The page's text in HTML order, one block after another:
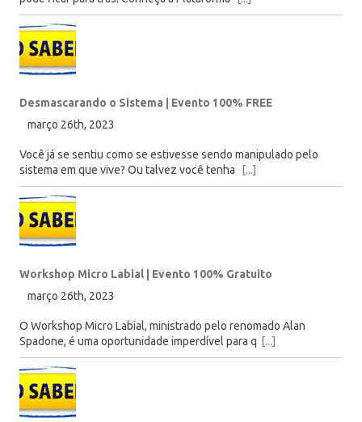
Desmascarando o Sistema | Evento 100% FREE
março 26th, 2023
Você já se sentiu como se estivesse sendo manipulado pelo
sistema em que vive? Ou talvez você tenha
[...]
Workshop Micro Labial | Evento 100% Gratuito
março 26th, 2023
O Workshop Micro Labial, ministrado pelo renomado Alan
Spadone, é uma oportunidade imperdível para q [...]